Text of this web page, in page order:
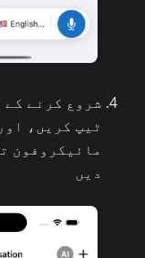
شروع کرنے کے
ٹیپ کریں،
مائیکروفون
دیں